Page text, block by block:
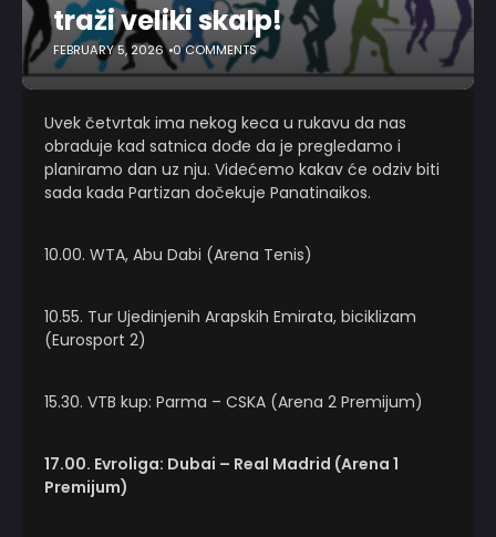
traži veliki skalp!
FEBRUARY 5, 2026 0 COMMENTS
Uvek četvrtak ima nekog keca u rukavu da nas
obraduje kad satnica dođe da je pregledamo i
planiramo dan uz nju. Videćemo kakav će odziv biti
sada kada Partizan dočekuje Panatinaikos.
10.00. WTA, Abu Dabi (Arena Tenis)
10.55. Tur Ujedinjenih Arapskih Emirata, biciklizam
(Eurosport 2)
15.30. VTB kup: Parma – CSKA (Arena 2 Premijum)
17.00. Evroliga: Dubai – Real Madrid (Arena 1
Premijum)